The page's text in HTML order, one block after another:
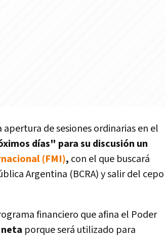
de sesiones ordinarias en el
días" para su discusión un
(FMI), con el que buscará
Argentina (BCRA) y salir del cepo
financiero que afina el Poder
porque será utilizado para